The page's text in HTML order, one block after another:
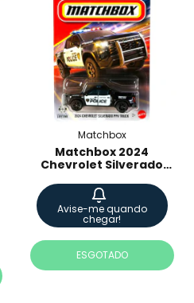
Matchbox
Matchbox 2024
Chevrolet Silverado
Avise-me quando
chegar!
ESGOTADO